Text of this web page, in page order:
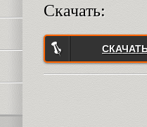
Скачать: